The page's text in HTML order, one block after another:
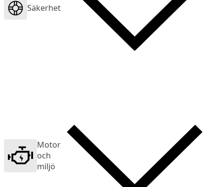
Säkerhet
Motor
och
miljö